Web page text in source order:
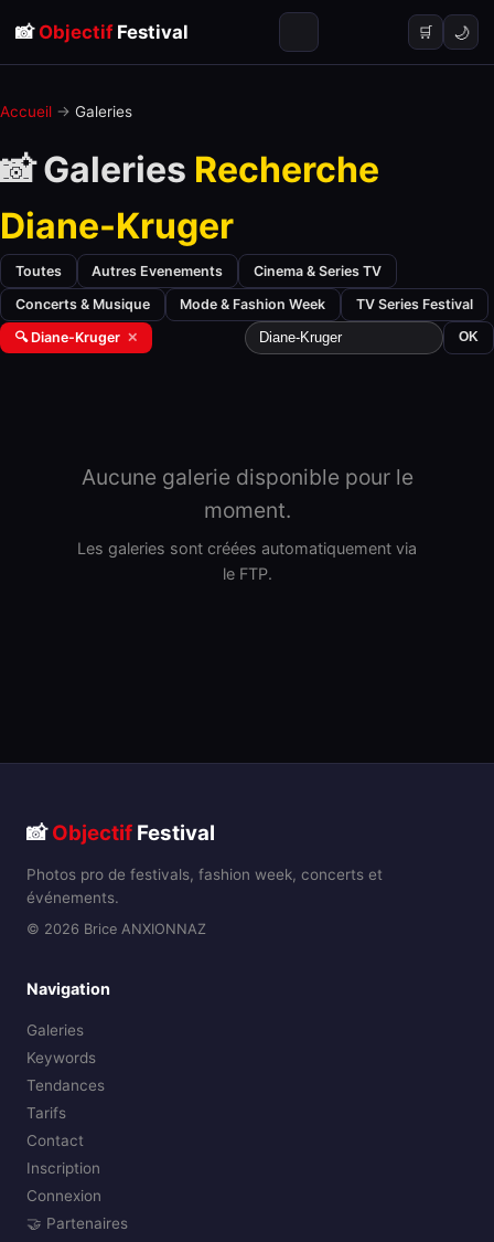
📸 ObjectifFestival 🛒 🌙
Accueil → Galeries
📸 Galeries Recherche
Diane-Kruger
Toutes Autres Evenements Cinema & Series TV
Concerts & Musique Mode & Fashion Week TV Series Festival
🔍 Diane-Kruger ✕ OK
Aucune galerie disponible pour le
moment.
Les galeries sont créées automatiquement via
le FTP.
📸Objectif Festival
Photos pro de festivals, fashion week, concerts et
événements.
© 2026 Brice ANXIONNAZ
Navigation
Galeries
Keywords
Tendances
Tarifs
Contact
Inscription
Connexion
🤝 Partenaires